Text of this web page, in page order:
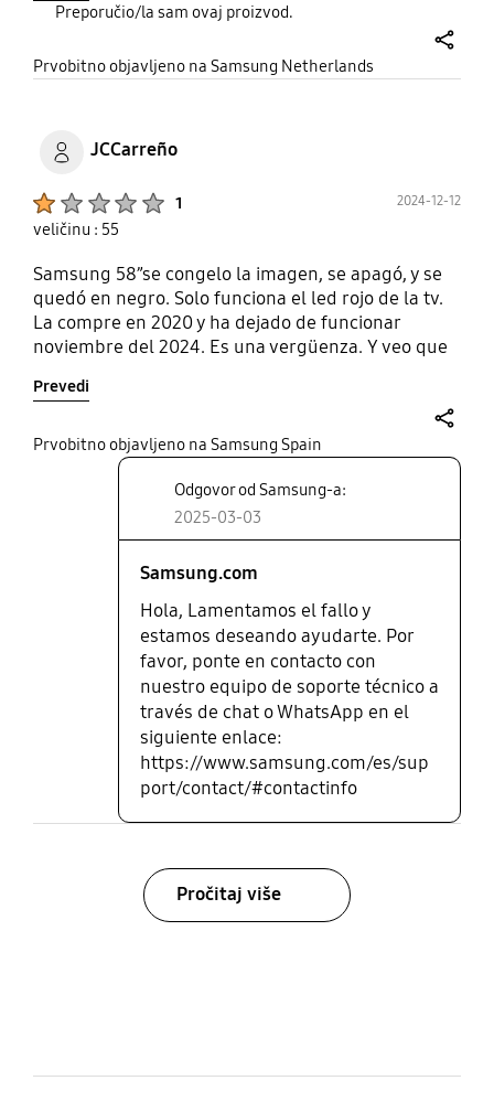
Preporučio/la sam ovaj proizvod.
Prvobitno objavljeno na Samsung Netherlands
JCCarreño
1 2024-12-12
veličinu : 55
Samsung 58”se congelo la imagen, se apagó, y se
quedó en negro. Solo funciona el led rojo de la tv.
La compre en 2020 y ha dejado de funcionar
noviembre del 2024. Es una vergüenza. Y veo que
esta serie de tv. Es lamentable. No creo que vuelva
Prevedi
Prvobitno objavljeno na Samsung Spain
Odgovor od Samsung-a:
2025-03-03
Samsung.com
Hola, Lamentamos el fallo y
estamos deseando ayudarte. Por
favor, ponte en contacto con
nuestro equipo de soporte técnico a
través de chat o WhatsApp en el
siguiente enlace:
https://www.samsung.com/es/sup
port/contact/#contactinfo
Pročitaj više